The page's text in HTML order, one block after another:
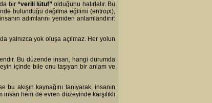
bir “verili lütuf” olduğunu hatırlatır. Bu
bulunduğu dağılma eğilimi (entropi),
adımlarını yeniden anlamlandırır:
yalnızca yok oluşa açılmaz. Her yolun
Bu düzende insan, hangi durumda
içinde bile onu taşıyan bir anlam ve
akışın kaynağını tanıyarak, insanın
hem de evren düzeyinde karşılıklı